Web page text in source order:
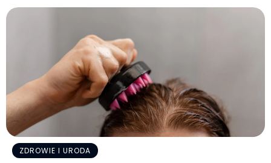
ZDROWIE I URODA